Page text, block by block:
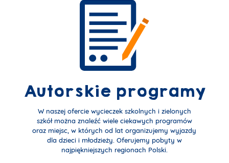
Autorskie programy
W naszej ofercie wycieczek szkolnych i zielonych
szkół można znaleźć wiele ciekawych programów
oraz miejsc, w których od lat organizujemy wyjazdy
dla dzieci i młodzieży. Oferujemy pobyty w
najpiękniejszych regionach Polski.